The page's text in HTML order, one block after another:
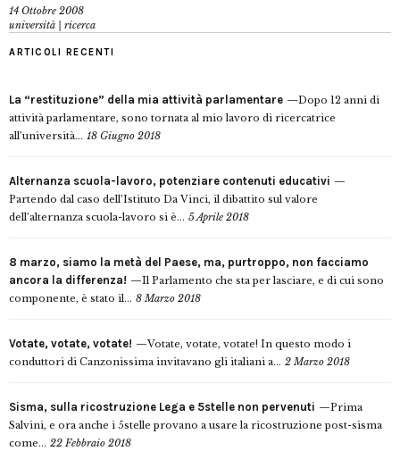
14 Ottobre 2008
università | ricerca
ARTICOLI RECENTI
La “restituzione” della mia attività parlamentare
Dopo 12 anni di
attività parlamentare, sono tornata al mio lavoro di ricercatrice
all’università... 18 Giugno 2018
Alternanza scuola-lavoro, potenziare contenuti educativi
Partendo dal caso dell’Istituto Da Vinci, il dibattito sul valore
dell’alternanza scuola-lavoro si è... 5 Aprile 2018
8 marzo, siamo la metà del Paese, ma, purtroppo, non facciamo
ancora la differenza!
Il Parlamento che sta per lasciare, e di cui sono
componente, è stato il... 8 Marzo 2018
Votate, votate, votate!
Votate, votate, votate! In questo modo i
conduttori di Canzonissima invitavano gli italiani a... 2 Marzo 2018
Sisma, sulla ricostruzione Lega e 5stelle non pervenuti
Prima
Salvini, e ora anche i 5stelle provano a usare la ricostruzione post-sisma
come... 22 Febbraio 2018